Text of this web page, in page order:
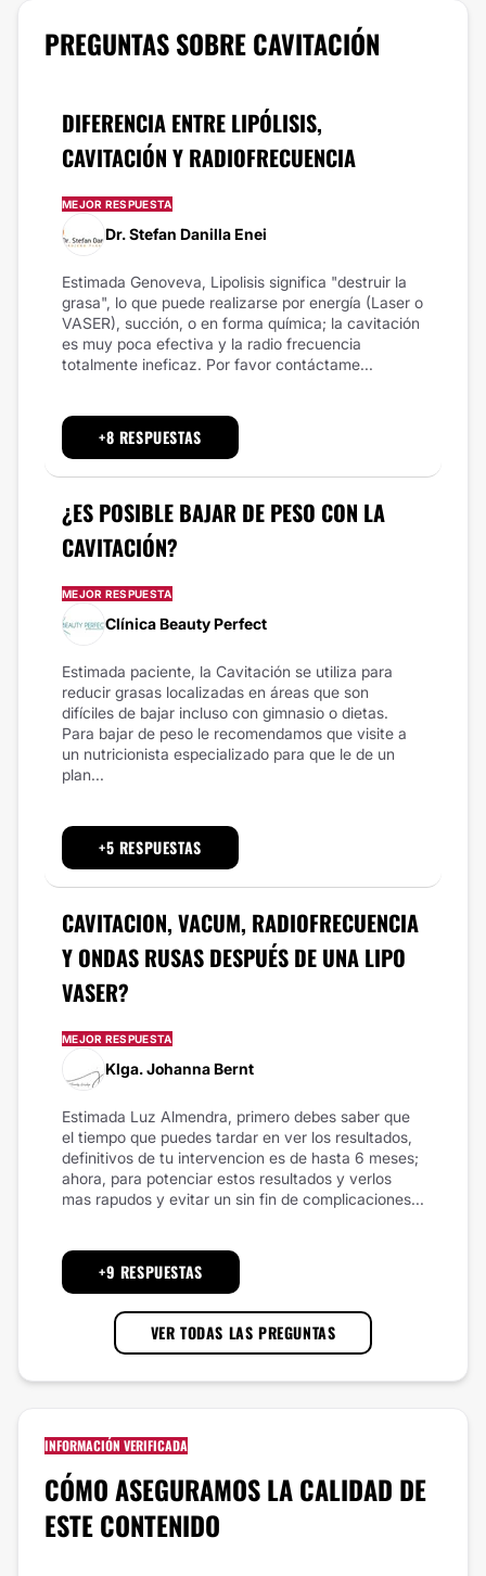
PREGUNTAS SOBRE CAVITACIÓN
DIFERENCIA ENTRE LIPÓLISIS,
CAVITACIÓN Y RADIOFRECUENCIA
MEJOR RESPUESTA
Dr. Stefan Danilla Enei
Estimada Genoveva, Lipolisis significa "destruir la
grasa", lo que puede realizarse por energía (Laser o
VASER), succión, o en forma química; la cavitación
es muy poca efectiva y la radio frecuencia
totalmente ineficaz. Por favor contáctame...
+8 RESPUESTAS
¿ES POSIBLE BAJAR DE PESO CON LA
CAVITACIÓN?
MEJOR RESPUESTA
Clínica Beauty Perfect
Estimada paciente, la Cavitación se utiliza para
reducir grasas localizadas en áreas que son
difíciles de bajar incluso con gimnasio o dietas.
Para bajar de peso le recomendamos que visite a
un nutricionista especializado para que le de un
plan...
+5 RESPUESTAS
CAVITACION, VACUM, RADIOFRECUENCIA
Y ONDAS RUSAS DESPUÉS DE UNA LIPO
VASER?
MEJOR RESPUESTA
Klga. Johanna Bernt
Estimada Luz Almendra, primero debes saber que
el tiempo que puedes tardar en ver los resultados,
definitivos de tu intervencion es de hasta 6 meses;
ahora, para potenciar estos resultados y verlos
mas rapudos y evitar un sin fin de complicaciones...
+9 RESPUESTAS
VER TODAS LAS PREGUNTAS
INFORMACIÓN VERIFICADA
CÓMO ASEGURAMOS LA CALIDAD DE
ESTE CONTENIDO